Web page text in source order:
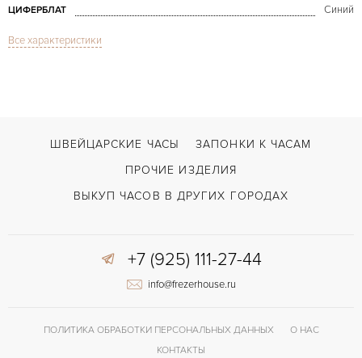
ЦИФЕРБЛАТ Синий
СТЕКЛО
Двойной сложности застежка
КАЛИБР/МЕХАНИЗМ
Все характеристики
ШВЕЙЦАРСКИЕ ЧАСЫ
ЗАПОНКИ К ЧАСАМ
ПРОЧИЕ ИЗДЕЛИЯ
ВЫКУП ЧАСОВ В ДРУГИХ ГОРОДАХ
+7 (925) 111-27-44
info@frezerhouse.ru
ПОЛИТИКА ОБРАБОТКИ ПЕРСОНАЛЬНЫХ ДАННЫХ
О НАС
КОНТАКТЫ